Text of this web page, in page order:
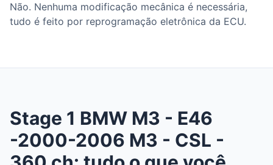
Não. Nenhuma modificação mecânica é necessária,
tudo é feito por reprogramação eletrônica da ECU.
Stage 1 BMW M3 - E46
-2000-2006 M3 - CSL -